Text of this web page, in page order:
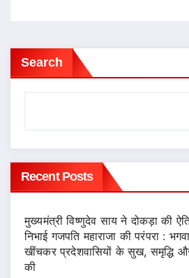
Search
Recent Posts
मुख्यमंत्री विष्णुदेव साय ने दोकड़ा की
निभाई गजपति महाराजा की परंपरा :
खींचकर प्रदेशवासियों के सुख, समृद्धि
की